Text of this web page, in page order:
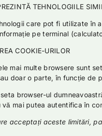
TEHNOLOGIILE
care pot fi utilizate în
pe terminal
COOKIE-URILOR
mai multe browsere sunt
doar o parte, în funcție de
browser-ul
vă mai putea autentifica în
acceptați aceste limitări,